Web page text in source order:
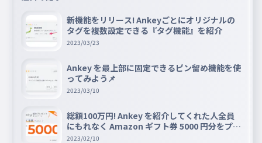
新機能をリリース! Ankeyごとにオリジナルの
タグを複数設定できる『タグ機能』を紹介
2023/03/23
Ankey を最上部に固定できるピン留め機能を使
ってみよう📌
2023/03/10
総額100万円! Ankey を紹介してくれた人全員
にもれなく Amazon ギフト券 5000 円分をプレ
ゼントキャンペーン!!
2023/02/10